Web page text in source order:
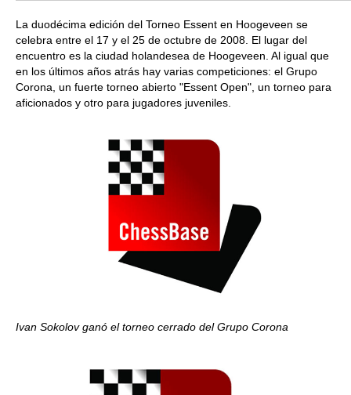
La duodécima edición del Torneo Essent en Hoogeveen se
celebra entre el 17 y el 25 de octubre de 2008. El lugar del
encuentro es la ciudad holandesea de Hoogeveen. Al igual que
en los últimos años atrás hay varias competiciones: el Grupo
Corona, un fuerte torneo abierto "Essent Open", un torneo para
aficionados y otro para jugadores juveniles.
Ivan Sokolov ganó el torneo cerrado del Grupo Corona